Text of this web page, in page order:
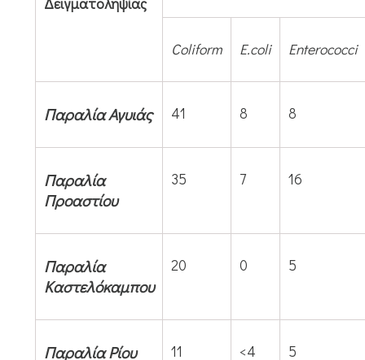
Δειγματοληψίας
Coliform E.coli Enterococci
Παραλία Αγυιάς 41 8 8
Παραλία
Προαστίου
35 7 16
Παραλία
Καστελόκαμπου
20 0 5
Παραλία Ρίου 11 <4 5